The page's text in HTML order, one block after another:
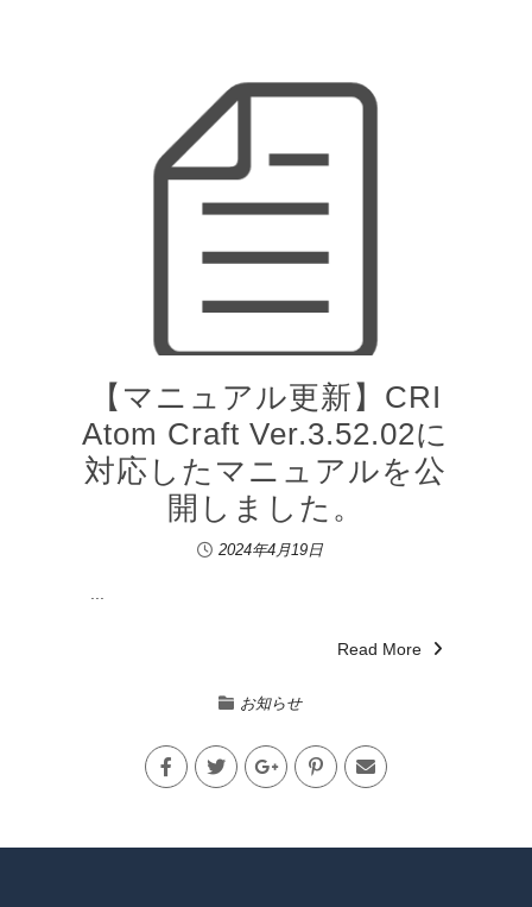
【マニュアル更新】CRI
Atom Craft Ver.3.52.02に
対応したマニュアルを公
開しました。
2024年4月19日
...
Read More
お知らせ